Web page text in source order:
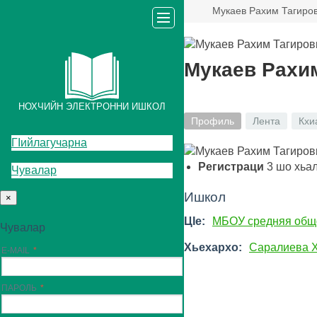
Мукаев Рахим
НОХЧИЙН ЭЛЕКТРОННИ ИШКОЛ
ГIийлагучарна
Чувалар
×
Чувалар
E-MAIL
ПАРОЛЬ
Мукаев
Профиль Лента
Регистраци 3 шо
Ишкол
ЦIе: МБОУ средняя
Хьехархо: Саралиева